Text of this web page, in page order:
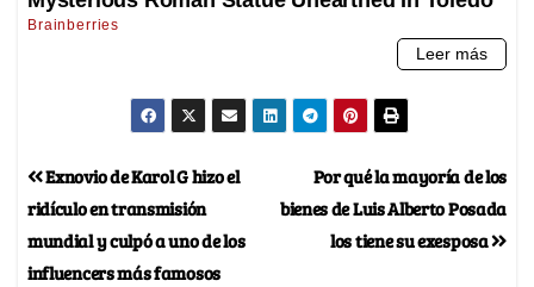
Por qué la mayoría de los
bienes de Luis Alberto Posada
los tiene su exesposa
Exnovio de Karol G hizo el
ridículo en transmisión
mundial y culpó a uno de los
influencers más famosos